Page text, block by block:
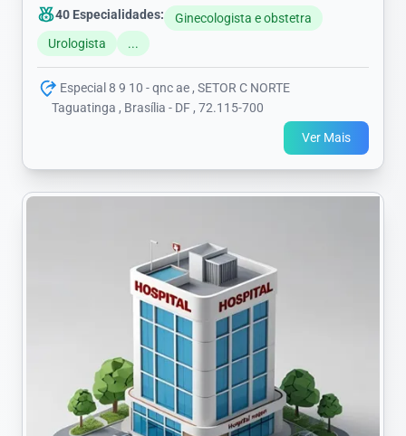
40 Especialidades:
Ginecologista e obstetra
Urologista
...
Especial 8 9 10 - qnc ae , SETOR C NORTE
Taguatinga , Brasília - DF , 72.115-700
Ver Mais